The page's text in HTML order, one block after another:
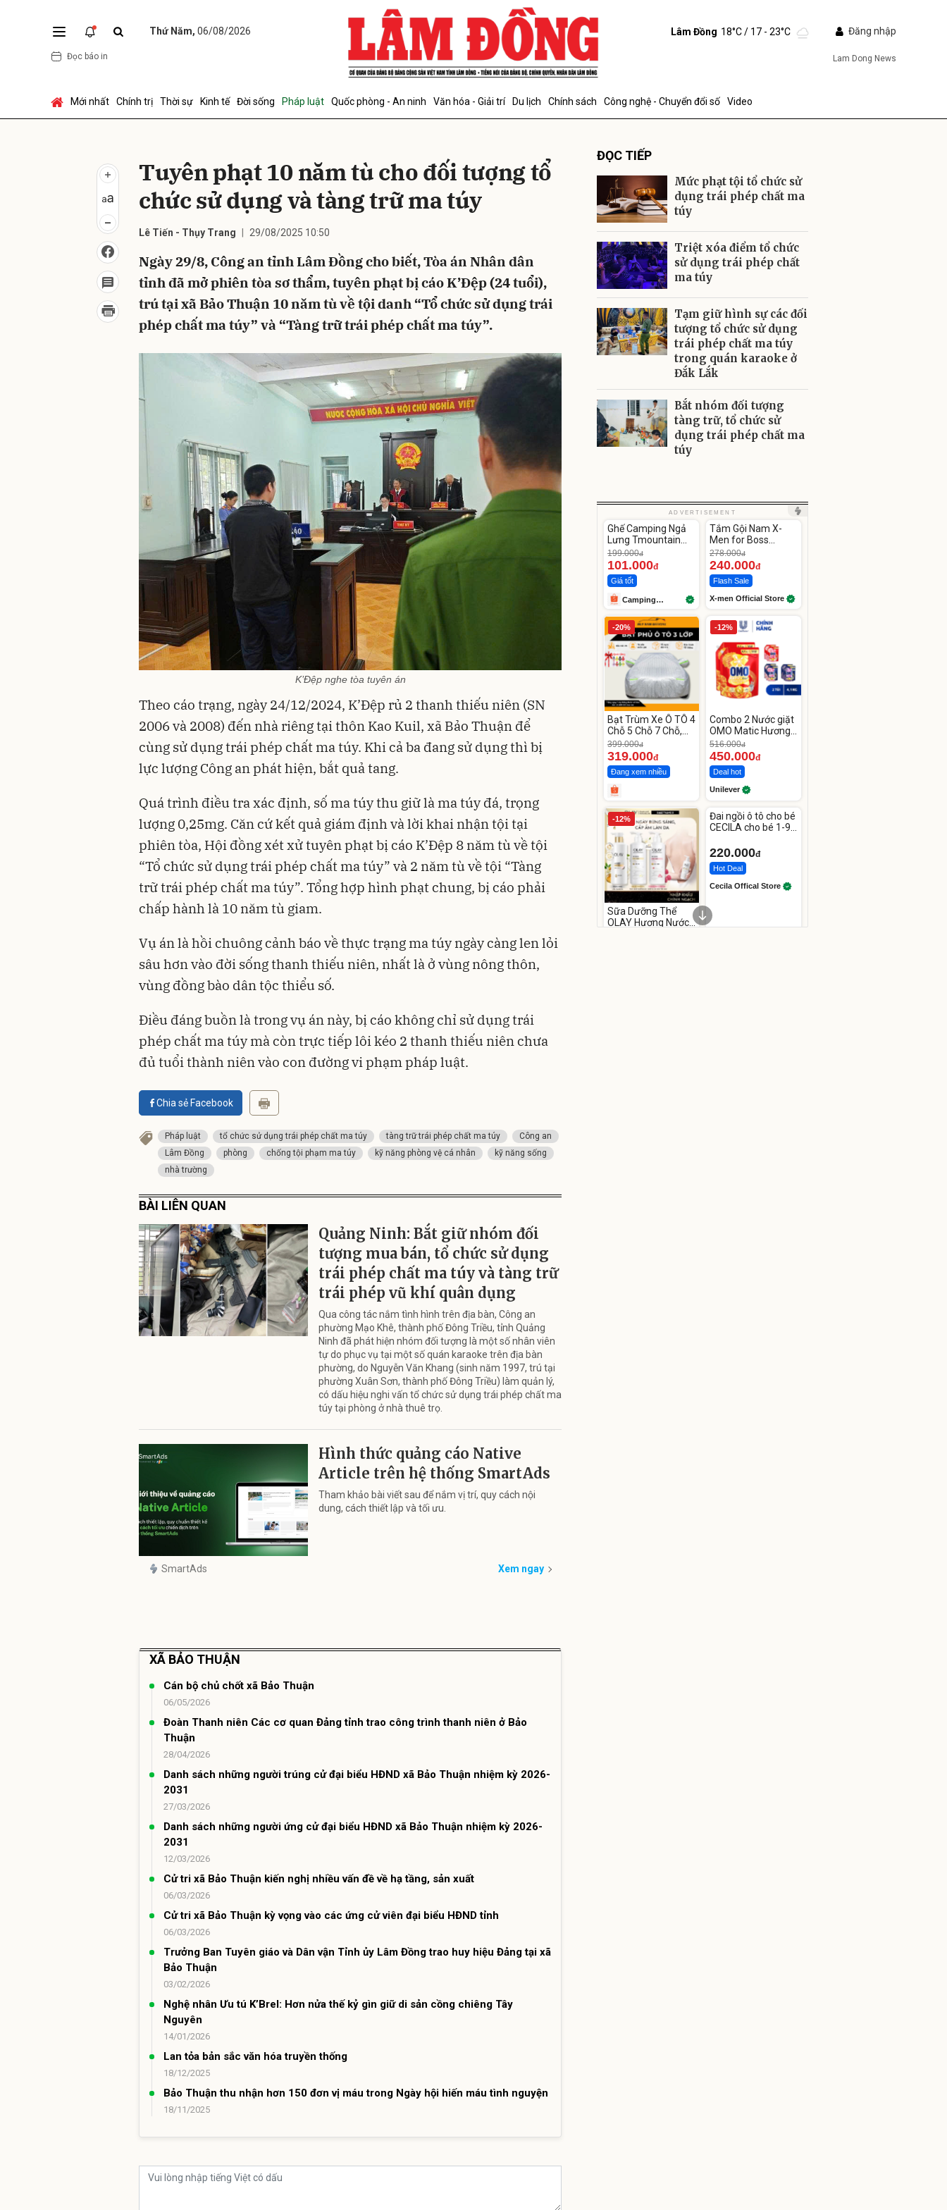
Thứ Năm, 06/08/2026
Đọc báo in
Lâm Đồng 18°C/ 17 - 23°C Đăng nhập
Lam Dong News
Mới nhất Chính trị Thời sự Kinh tế Đời sống Pháp luật Quốc phòng - An ninh Văn hóa - Giải trí Du lịch Chính sách Công nghệ - Chuyển đổi số Video
Tuyên phạt 10 năm tù cho đối tượng tổ
chức sử dụng và tàng trữ ma túy
Lê Tiến - Thụy Trang 29/08/2025 10:50
Ngày 29/8, Công an tỉnh Lâm Đồng cho biết, Tòa án Nhân dân
tỉnh đã mở phiên tòa sơ thẩm, tuyên phạt bị cáo K’Đệp (24 tuổi),
trú tại xã Bảo Thuận 10 năm tù về tội danh “Tổ chức sử dụng trái
phép chất ma túy” và “Tàng trữ trái phép chất ma túy”.
K’Đệp nghe tòa tuyên án
Theo cáo trạng, ngày 24/12/2024, K’Đệp rủ 2 thanh thiếu niên (SN
2006 và 2008) đến nhà riêng tại thôn Kao Kuil, xã Bảo Thuận để
cùng sử dụng trái phép chất ma túy. Khi cả ba đang sử dụng thì bị
lực lượng Công an phát hiện, bắt quả tang.
Quá trình điều tra xác định, số ma túy thu giữ là ma túy đá, trọng
lượng 0,25mg. Căn cứ kết quả giám định và lời khai nhận tội tại
phiên tòa, Hội đồng xét xử tuyên phạt bị cáo K’Đệp 8 năm tù về tội
“Tổ chức sử dụng trái phép chất ma túy” và 2 năm tù về tội “Tàng
trữ trái phép chất ma túy”. Tổng hợp hình phạt chung, bị cáo phải
chấp hành là 10 năm tù giam.
Vụ án là hồi chuông cảnh báo về thực trạng ma túy ngày càng len lỏi
sâu hơn vào đời sống thanh thiếu niên, nhất là ở vùng nông thôn,
vùng đồng bào dân tộc thiểu số.
Điều đáng buồn là trong vụ án này, bị cáo không chỉ sử dụng trái
phép chất ma túy mà còn trực tiếp lôi kéo 2 thanh thiếu niên chưa
đủ tuổi thành niên vào con đường vi phạm pháp luật.
Chia sẻ Facebook
Pháp luật tổ chức sử dụng trái phép chất ma túy tàng trữ trái phép chất ma túy
Công an
Lâm Đồng
phòng chống tội phạm ma túy kỹ năng phòng vệ cá nhân
kỹ năng sống
nhà trường
BÀI LIÊN QUAN
Quảng Ninh: Bắt giữ nhóm đối
tượng mua bán, tổ chức sử dụng
trái phép chất ma túy và tàng trữ
trái phép vũ khí quân dụng
Qua công tác nắm tình hình trên địa bàn, Công an
phường Mạo Khê, thành phố Đông Triều, tỉnh Quảng
Ninh đã phát hiện nhóm đối tượng là một số nhân viên
tự do phục vụ tại một số quán karaoke trên địa bàn
phường, do Nguyễn Văn Khang (sinh năm 1997, trú tại
phường Xuân Sơn, thành phố Đông Triều) làm quản lý,
có dấu hiệu nghi vấn tổ chức sử dụng trái phép chất ma
túy tại phòng ở nhà thuê trọ.
Hình thức quảng cáo Native
Article trên hệ thống SmartAds
Tham khảo bài viết sau để nắm vị trí, quy cách nội
dung, cách thiết lập và tối ưu.
SmartAds Xem ngay
XÃ BẢO THUẬN
Cán bộ chủ chốt xã Bảo Thuận
06/05/2026
Đoàn Thanh niên Các cơ quan Đảng tỉnh trao công trình thanh niên ở Bảo
Thuận
28/04/2026
Danh sách những người trúng cử đại biểu HĐND xã Bảo Thuận nhiệm kỳ 2026-
2031
27/03/2026
Danh sách những người ứng cử đại biểu HĐND xã Bảo Thuận nhiệm kỳ 2026-
2031
12/03/2026
Cử tri xã Bảo Thuận kiến nghị nhiều vấn đề về hạ tầng, sản xuất
06/03/2026
Cử tri xã Bảo Thuận kỳ vọng vào các ứng cử viên đại biểu HĐND tỉnh
06/03/2026
Trưởng Ban Tuyên giáo và Dân vận Tỉnh ủy Lâm Đồng trao huy hiệu Đảng tại xã
Bảo Thuận
03/02/2026
Nghệ nhân Ưu tú K’Brel: Hơn nửa thế kỷ gìn giữ di sản cồng chiêng Tây
Nguyên
14/01/2026
Lan tỏa bản sắc văn hóa truyền thống
18/12/2025
Bảo Thuận thu nhận hơn 150 đơn vị máu trong Ngày hội hiến máu tình nguyện
18/11/2025
ĐỌC TIẾP
Mức phạt tội tổ chức sử
dụng trái phép chất ma
túy
Triệt xóa điểm tổ chức
sử dụng trái phép chất
ma túy
Tạm giữ hình sự các đối
tượng tổ chức sử dụng
trái phép chất ma túy
trong quán karaoke ở
Đắk Lắk
Bắt nhóm đối tượng
tàng trữ, tổ chức sử
dụng trái phép chất ma
túy
ADVERTISEMENT
-49%
Ghế Camping Ngả
Lưng Tmountain
Gấp Gọn
199.000đ
101.000đ
Giá tốt
Camping
-13%
Unmute
Tắm Gội Nam X-
Men for Boss
Intense 850g/
Legend 830g
278.000đ
240.000đ
Flash Sale
X-men Official Store
-20%
Bạt Trùm Xe Ô TÔ 4
Chỗ 5 Chỗ 7 Chỗ,
Bán Tải
399.000đ
319.000đ
Đang xem nhiều
-12%
Combo 2 Nước giặt
OMO Matic Hương
Nước Hoa Comfort
4.1KG
516.000đ
450.000đ
Deal hot
Unilever
-12%
Sữa Dưỡng Thể
OLAY Hương Nước
Đai ngồi ô tô cho bé
CECILA cho bé 1-9
220.000đ
Hot Deal
Cecila Offical Store
Gửi bình luận
Gửi